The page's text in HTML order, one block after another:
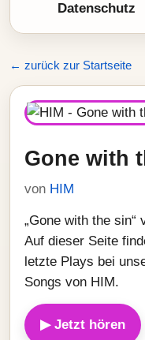
Datenschutz
← zurück zur Startseite
Gone with
von HIM
„Gone with the sin“
Auf dieser Seite
letzte Plays bei
Songs von HIM.
▶ Jetzt hören